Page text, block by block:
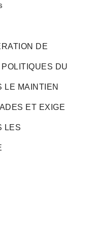
DE
DU
LE MAINTIEN
ET EXIGE
LES